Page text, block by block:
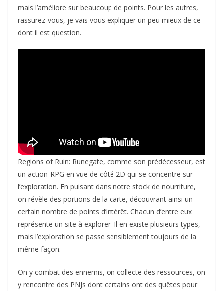
mais l’améliore sur beaucoup de points. Pour les autres,
rassurez-vous, je vais vous expliquer un peu mieux de ce
dont il est question.
Regions of Ruin: Runegate, comme son prédécesseur, est
un action-RPG en vue de côté 2D qui se concentre sur
l’exploration. En puisant dans notre stock de nourriture,
on révèle des portions de la carte, découvrant ainsi un
certain nombre de points d’intérêt. Chacun d’entre eux
représente un site à explorer. Il en existe plusieurs types,
mais l’exploration se passe sensiblement toujours de la
même façon.
On y combat des ennemis, on collecte des ressources, on
y rencontre des PNJs dont certains ont des quêtes pour